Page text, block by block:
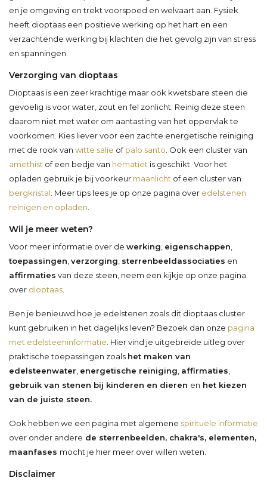
en je omgeving en trekt voorspoed en welvaart aan. Fysiek
heeft dioptaas een positieve werking op het hart en een
verzachtende werking bij klachten die het gevolg zijn van stress
en spanningen.
Verzorging van dioptaas
Dioptaas is een zeer krachtige maar ook kwetsbare steen die
gevoelig is voor water, zout en fel zonlicht. Reinig deze steen
daarom niet met water om aantasting van het oppervlak te
voorkomen. Kies liever voor een zachte energetische reiniging
met de rook van witte salie ofpalo santo . Ook een cluster van
amethist of een bedje van hematiet is geschikt. Voor het
opladen gebruik je bij voorkeur maanlicht of een cluster van
bergkristal . Meer tips lees je op onze pagina over edelstenen
reinigen en opladen
Wil je meer weten?
Voor meer informatie over de werking eigenschappen
toepassingen verzorging sterrenbeeldassociaties en
affirmaties van deze steen, neem een kijkje op onze pagina
over dioptaas
Ben je benieuwd hoe je edelstenen zoals dit dioptaas cluster
kunt gebruiken in het dagelijks leven? Bezoek dan onze pagina
met edelsteeninformatie . Hier vind je uitgebreide uitleg over
praktische toepassingen zoals het maken van
edelsteenwater energetische reiniging affirmaties
gebruik van stenen bij kinderen en dieren en het kiezen
van de juiste steen.
Ook hebben we een pagina met algemene spirituele informatie
over onder andere de sterrenbeelden, chakra's, elementen,
maanfases mocht je hier meer over willen weten.
Disclaimer